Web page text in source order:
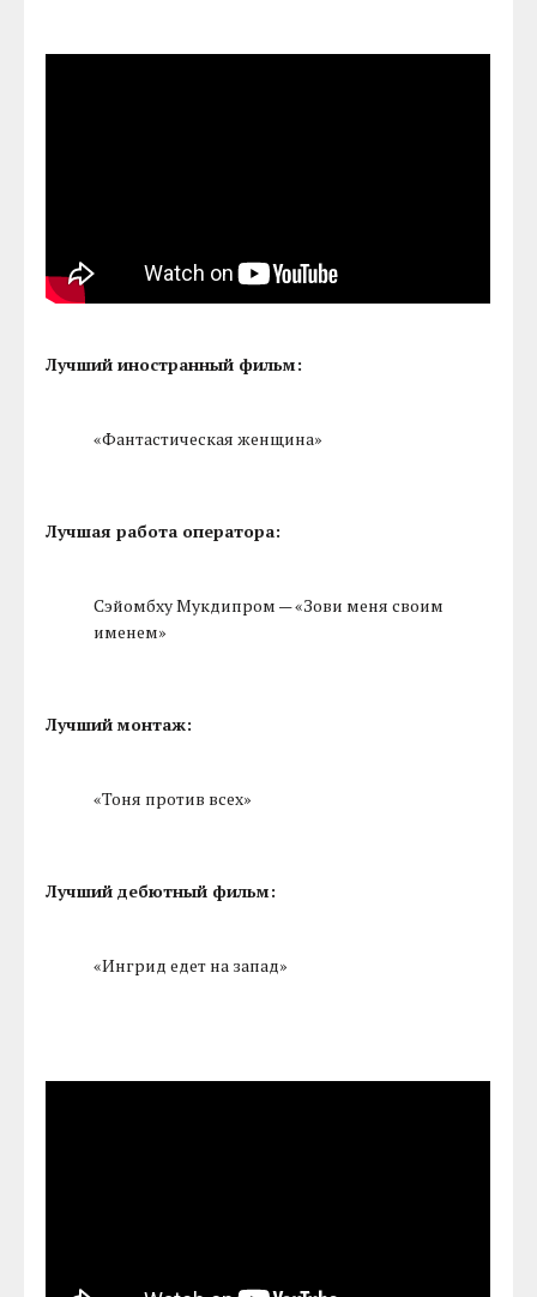
Лучший иностранный фильм:
«Фантастическая женщина»
Лучшая работа оператора:
Сэйомбху Мукдипром — «Зови меня своим
именем»
Лучший монтаж:
«Тоня против всех»
Лучший дебютный фильм:
«Ингрид едет на запад»